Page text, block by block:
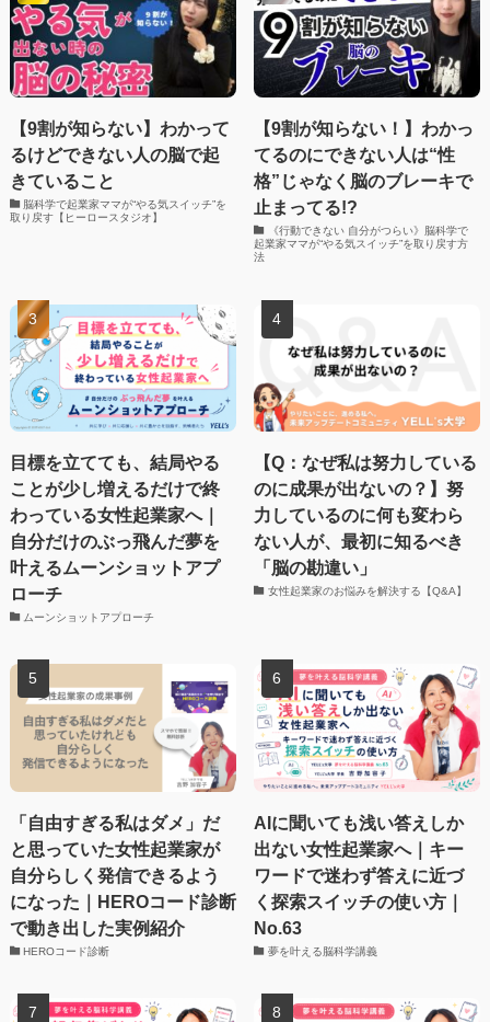
【9割が知らない】わかって
るけどできない人の脳で起
きていること
脳科学で起業家ママが“やる気スイッチ”を
取り戻す【ヒーロースタジオ】
【9割が知らない！】わかっ
てるのにできない人は“性
格”じゃなく脳のブレーキで
止まってる!?
《行動できない 自分がつらい》脳科学で
起業家ママが“やる気スイッチ”を取り戻す方
法
目標を立てても、結局やる
ことが少し増えるだけで終
わっている女性起業家へ｜
自分だけのぶっ飛んだ夢を
叶えるムーンショットアプ
ローチ
ムーンショットアプローチ
【Q：なぜ私は努力している
のに成果が出ないの？】努
力しているのに何も変わら
ない人が、最初に知るべき
「脳の勘違い」
女性起業家のお悩みを解決する【Q&A】
「自由すぎる私はダメ」だ
と思っていた女性起業家が
自分らしく発信できるよう
になった｜HEROコード診断
で動き出した実例紹介
HEROコード診断
AIに聞いても浅い答えしか
出ない女性起業家へ｜キー
ワードで迷わず答えに近づ
く探索スイッチの使い方｜
No.63
夢を叶える脳科学講義